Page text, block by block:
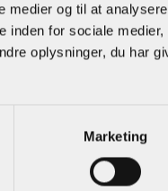
medier og til at analysere
inden for sociale medier,
oplysninger, du har
Marketing
hulkehl - 15